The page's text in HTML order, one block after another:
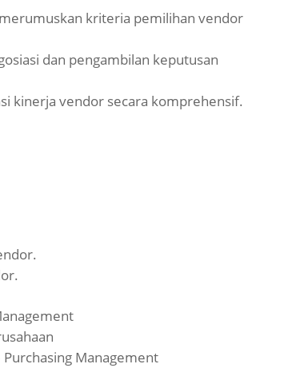
kriteria pemilihan vendor
dan pengambilan keputusan
kinerja vendor secara komprehensif.
Management